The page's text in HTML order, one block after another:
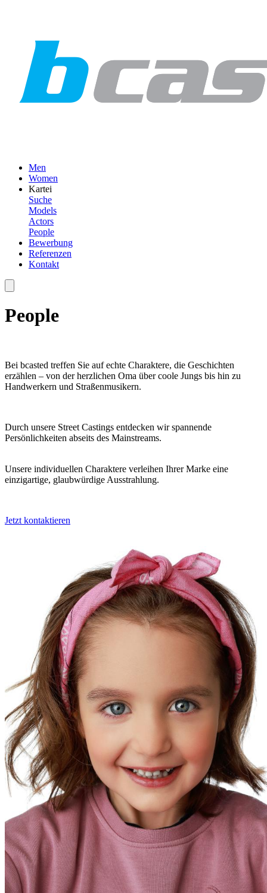
Men
Women
Kartei
Suche
Models
Actors
People
Bewerbung
Referenzen
Kontakt
People
Bei bcasted treffen Sie auf echte Charaktere, die Geschichten
erzählen – von der herzlichen Oma über coole Jungs bis hin zu
Handwerkern und Straßenmusikern.
Durch unsere Street Castings entdecken wir spannende
Persönlichkeiten abseits des Mainstreams.
Unsere individuellen Charaktere verleihen Ihrer Marke eine
einzigartige, glaubwürdige Ausstrahlung.
Jetzt kontaktieren